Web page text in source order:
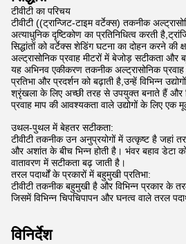
टीवीटी का परिचय
टीवीटी ((ट्रान्जिट-टाइम वर्टेक्स) तकनीक
अत्याधुनिक दृष्टिकोण का प्रतिनिधित्व करती
सिद्धांतों को वर्टेक्स शेडिंग घटना का दोहन करने की
अल्ट्रासोनिक प्रवाह मीटरों में बेजोड़ सटीकता और
यह अभिनव एकीकरण तकनीक अल्ट्रासोनिक प्रवाह
प्रतिभा और प्रदर्शन को बढ़ाती है,उन्हें विभिन्न
श्रृंखला के लिए अच्छी तरह से उपयुक्त बनाते हैं और
प्रवाह माप की आवश्यकता वाले उद्योगों के लिए एक
उथल-पुथल में बेहतर सटीकता:
टीवीटी तकनीक उन अनुप्रयोगों में उत्कृष्ट है जहां
और अशांत के बीच भिन्न होती है। भंवर बहाव डेटा
वातावरण में सटीकता बढ़ जाती है।
तरल पदार्थों के प्रकारों में बहुमुखी प्रतिभा:
टीवीटी तकनीक बहुमुखी है और विभिन्न प्रकार के
जिसमें विभिन्न चिपचिपापन और घनत्व वाले तरल
विनिर्देश